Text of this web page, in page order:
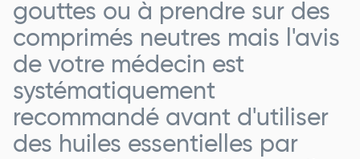
gouttes ou à prendre sur des
comprimés neutres mais l'avis
de votre médecin est
systématiquement
recommandé avant d'utiliser
des huiles essentielles par